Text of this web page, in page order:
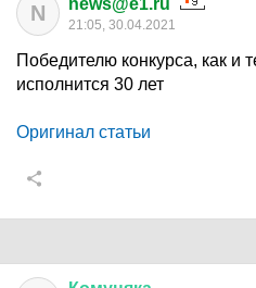
N news@e1.ru
21:05, 30.04.2021
Победителю конкурса, как и
исполнится 30 лет
Оригинал статьи